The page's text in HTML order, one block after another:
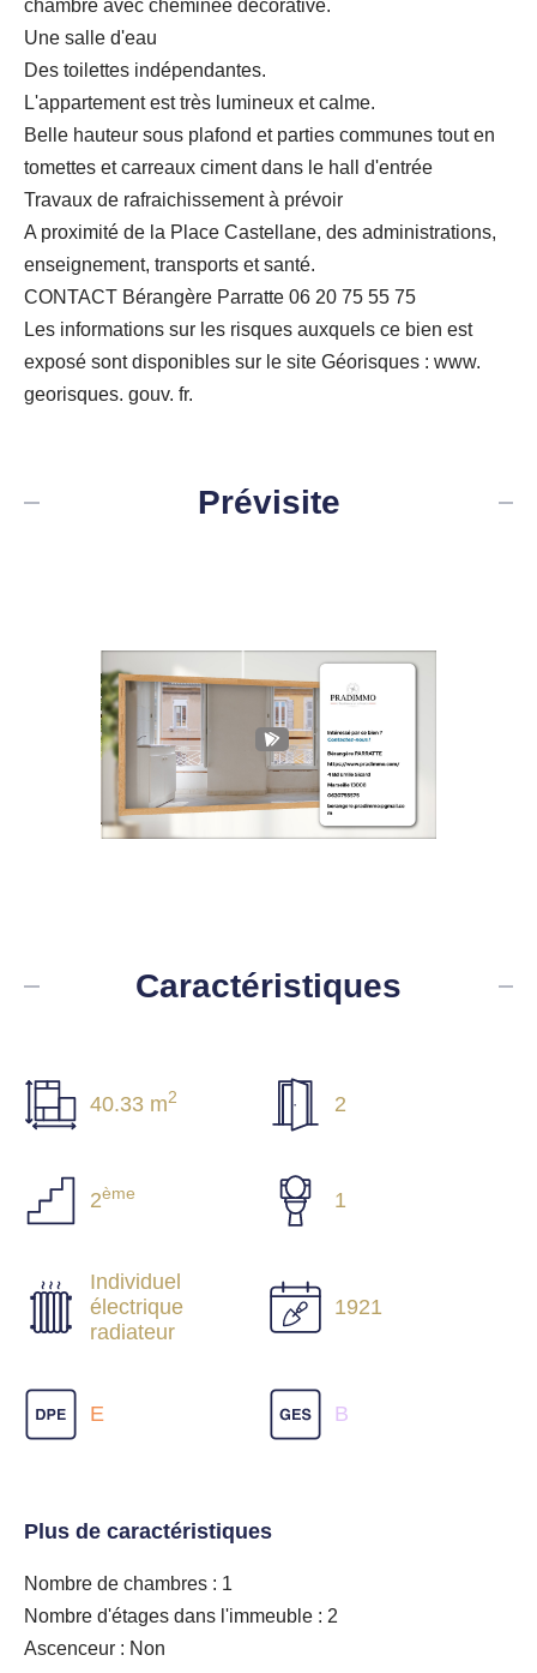
chambre avec cheminée décorative.
Une salle d'eau
Des toilettes indépendantes.
L'appartement est très lumineux et calme.
Belle hauteur sous plafond et parties communes tout en
tomettes et carreaux ciment dans le hall d'entrée
Travaux de rafraichissement à prévoir
A proximité de la Place Castellane, des administrations,
enseignement, transports et santé.
CONTACT Bérangère Parratte 06 20 75 55 75
Les informations sur les risques auxquels ce bien est
exposé sont disponibles sur le site Géorisques : www.
georisques. gouv. fr.
Prévisite
Caractéristiques
40.33 m2 2
2ème 1
Individuel
électrique
radiateur
1921
E B
Plus de caractéristiques
Nombre de chambres : 1
Nombre d'étages dans l'immeuble : 2
Ascenceur : Non